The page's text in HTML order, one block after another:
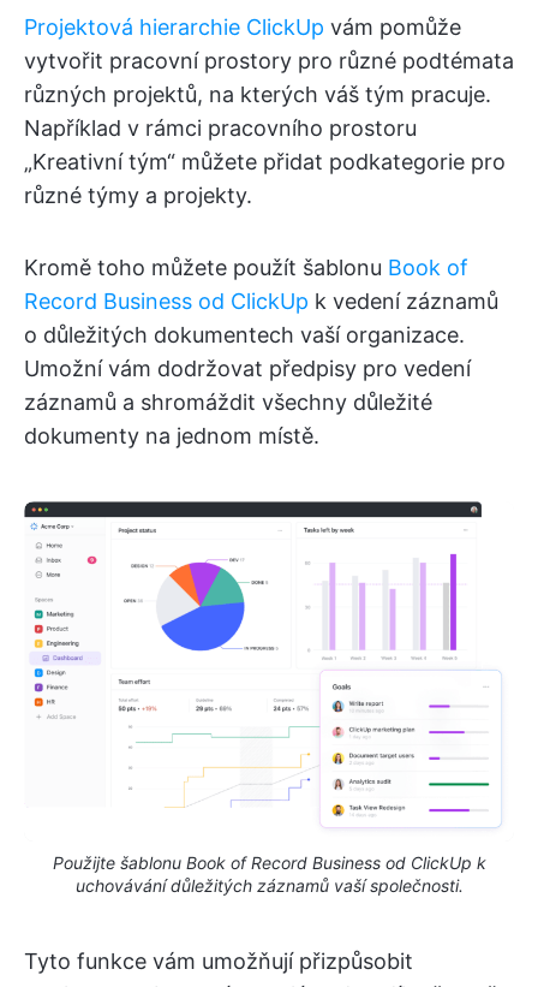
Projektová hierarchie ClickUp vám pomůže
vytvořit pracovní prostory pro různé podtémata
různých projektů, na kterých váš tým pracuje.
Například v rámci pracovního prostoru
„Kreativní tým“ můžete přidat podkategorie pro
různé týmy a projekty.
Kromě toho můžete použít šablonu Book of
Record Business od ClickUp k vedení záznamů
o důležitých dokumentech vaší organizace.
Umožní vám dodržovat předpisy pro vedení
záznamů a shromáždit všechny důležité
dokumenty na jednom místě.
Použijte šablonu Book of Record Business od ClickUp k
uchovávání důležitých záznamů vaší společnosti.
Tyto funkce vám umožňují přizpůsobit